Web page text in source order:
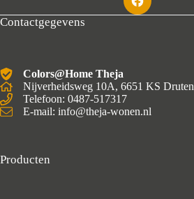
Contactgegevens
Colors@Home Theja
Nijverheidsweg 10A, 6651 KS Druten
Telefoon: 0487-517317
E-mail: info@theja-wonen.nl
Producten